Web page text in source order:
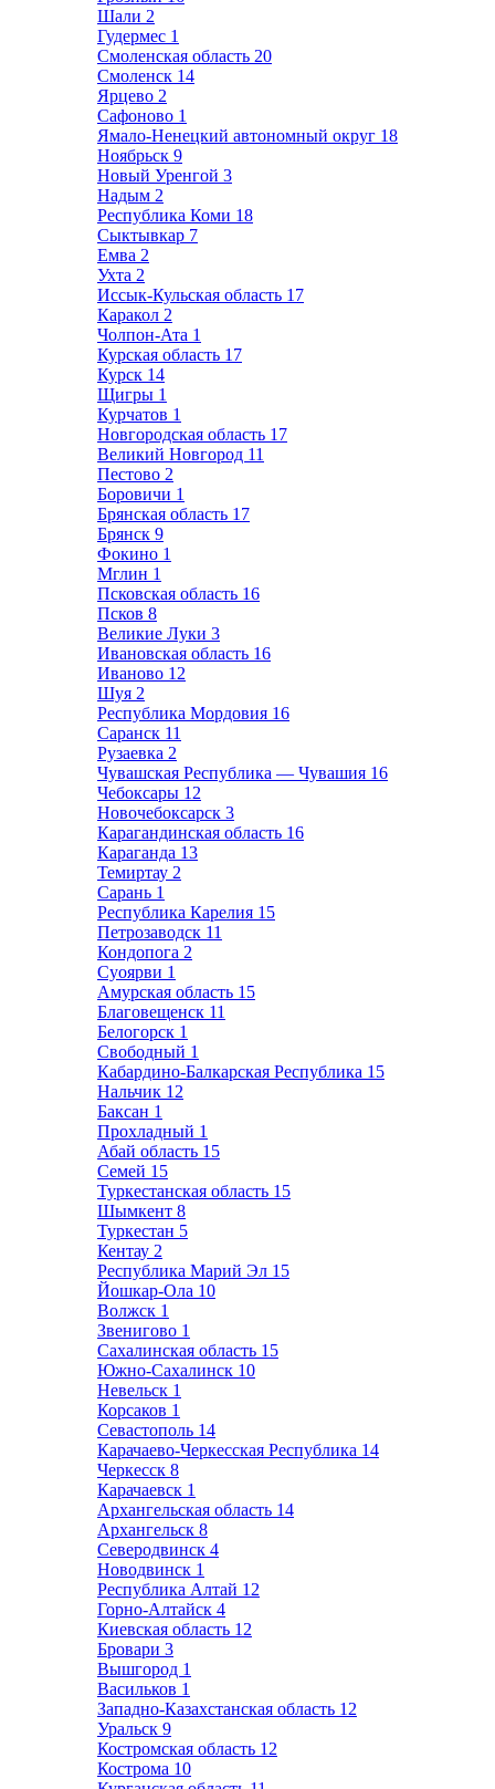
Шали 2
Гудермес 1
Смоленская область 20
Смоленск 14
Ярцево 2
Сафоново 1
Ямало-Ненецкий автономный округ 18
Ноябрьск 9
Новый Уренгой 3
Надым 2
Республика Коми 18
Сыктывкар 7
Емва 2
Ухта 2
Иссык-Кульская область 17
Каракол 2
Чолпон-Ата 1
Курская область 17
Курск 14
Щигры 1
Курчатов 1
Новгородская область 17
Великий Новгород 11
Пестово 2
Боровичи 1
Брянская область 17
Брянск 9
Фокино 1
Мглин 1
Псковская область 16
Псков 8
Великие Луки 3
Ивановская область 16
Иваново 12
Шуя 2
Республика Мордовия 16
Саранск 11
Рузаевка 2
Чувашская Республика — Чувашия 16
Чебоксары 12
Новочебоксарск 3
Карагандинская область 16
Караганда 13
Темиртау 2
Сарань 1
Республика Карелия 15
Петрозаводск 11
Кондопога 2
Суоярви 1
Амурская область 15
Благовещенск 11
Белогорск 1
Свободный 1
Кабардино-Балкарская Республика 15
Нальчик 12
Баксан 1
Прохладный 1
Абай область 15
Семей 15
Туркестанская область 15
Шымкент 8
Туркестан 5
Кентау 2
Республика Марий Эл 15
Йошкар-Ола 10
Волжск 1
Звенигово 1
Сахалинская область 15
Южно-Сахалинск 10
Невельск 1
Корсаков 1
Севастополь 14
Карачаево-Черкесская Республика 14
Черкесск 8
Карачаевск 1
Архангельская область 14
Архангельск 8
Северодвинск 4
Новодвинск 1
Республика Алтай 12
Горно-Алтайск 4
Киевская область 12
Бровари 3
Вышгород 1
Васильков 1
Западно-Казахстанская область 12
Уральск 9
Костромская область 12
Кострома 10